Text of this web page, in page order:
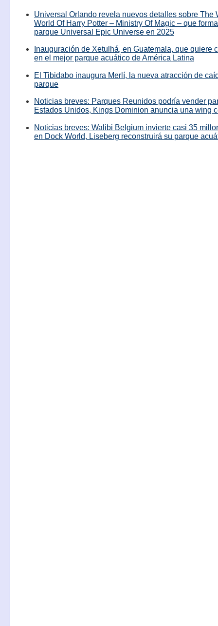
Universal Orlando revela nuevos detalles sobre The
World Of Harry Potter – Ministry Of Magic – que
parque Universal Epic Universe en 2025
Inauguración de Xetulhá, en Guatemala, que quiere
en el mejor parque acuático de América Latina
El Tibidabo inaugura Merlí, la nueva atracción de
parque
Noticias breves: Parques Reunidos podría vender
Estados Unidos, Kings Dominion anuncia una wing
Noticias breves: Walibi Belgium invierte casi 35
en Dock World, Liseberg reconstruirá su parque